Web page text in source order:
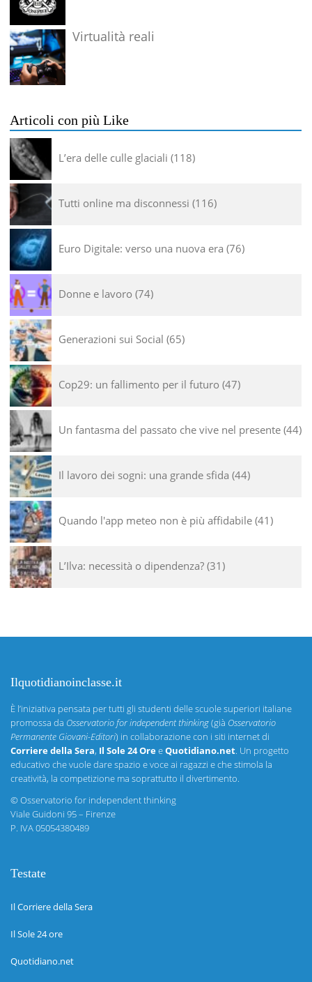
Virtualità reali
Articoli con più Like
L’era delle culle glaciali 118
Tutti online ma disconnessi 116
Euro Digitale: verso una nuova era 76
Donne e lavoro 74
Generazioni sui Social 65
Cop29: un fallimento per il futuro 47
Un fantasma del passato che vive nel presente 44
Il lavoro dei sogni: una grande sfida 44
Quando l'app meteo non è più affidabile 41
L’Ilva: necessità o dipendenza? 31
Ilquotidianoinclasse.it
È l’iniziativa pensata per tutti gli studenti delle scuole superiori italiane
promossa da Osservatorio for independent thinking(già Osservatorio
Permanente Giovani-Editori) in collaborazione con i siti internet di
Corriere della Sera, Il Sole 24 OreeQuotidiano.net. Un progetto
educativo che vuole dare spazio e voce ai ragazzi e che stimola la
creatività, la competizione ma soprattutto il divertimento.
©Osservatorio for independent thinking
Viale Guidoni 95 – Firenze
P. IVA 05054380489
Testate
Il Corriere della Sera
Il Sole 24 ore
Quotidiano.net